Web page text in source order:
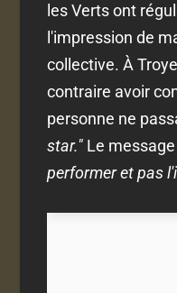
les Verts ont
l'impression de
collective. À
contraire avoir
personne ne
star." Le
performer et pas